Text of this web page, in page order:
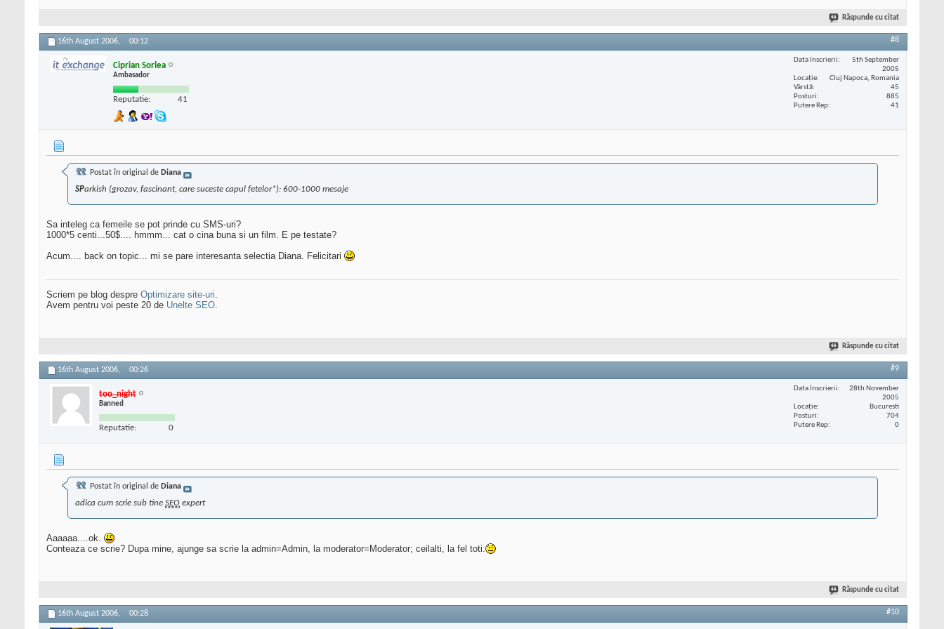
Răspunde cu citat
16th August 2006, 00:12 #8
Ciprian Sorlea
Ambasador
Reputatie: 41
Data înscrierii
5th September
2005
Locaţie
Cluj Napoca, Romania
Vârstă
45
Posturi
885
Putere Rep
41
Postat în original de Diana
SParkish (grozav, fascinant, care suceste capul fetelor*): 600-1000 mesaje
Sa inteleg ca femeile se pot prinde cu SMS-uri?
1000*5 centi...50$.... hmmm... cat o cina buna si un film. E pe testate?
Acum.... back on topic... mi se pare interesanta selectia Diana. Felicitari
Scriem pe blog despre Optimizare site-uri.
Avem pentru voi peste 20 de Unelte SEO.
Răspunde cu citat
16th August 2006, 00:26 #9
too_night
Banned
Reputatie: 0
Data înscrierii
28th November
2005
Locaţie
Bucuresti
Posturi
704
Putere Rep
0
Postat în original de Diana
adica cum scrie sub tine SEO expert
Aaaaaa....ok.
Conteaza ce scrie? Dupa mine, ajunge sa scrie la admin=Admin, la moderator=Moderator; ceilalti, la fel toti.
Răspunde cu citat
16th August 2006, 00:28 #10